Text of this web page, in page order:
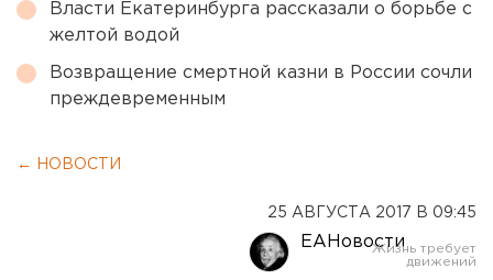
Власти Екатеринбурга рассказали о борьбе с
желтой водой
Возвращение смертной казни в России сочли
преждевременным
← НОВОСТИ
25 АВГУСТА 2017 В 09:45
ЕАНовости